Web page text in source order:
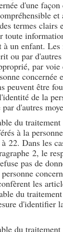
d'une façon
et
termes clairs
toute
à un enfant.
ou par
par voie
concernée
peuvent être
de la
d'autres
du
à la
22. Dans les
2, le
pas de
les
du
d'identifier
du